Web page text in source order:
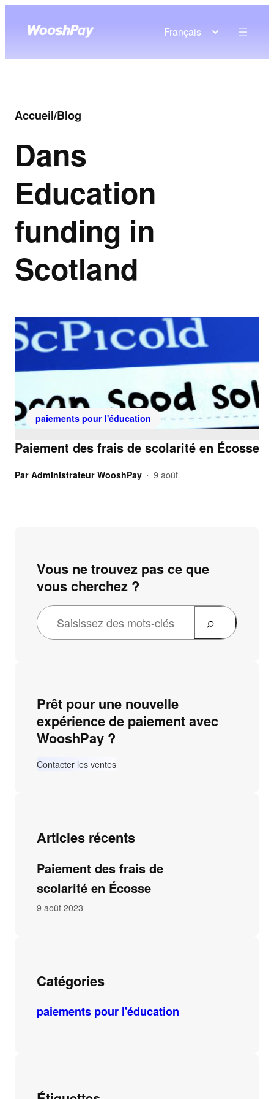
Français
Accueil/Blog
Dans
Education
funding in
Scotland
paiements pour l'éducation
Paiement des frais de scolarité en Écosse
Par Administrateur WooshPay • 9 août
Vous ne trouvez pas ce que
vous cherchez ?
Prêt pour une nouvelle
expérience de paiement avec
WooshPay ?
Contacter les ventes
Articles récents
Paiement des frais de
scolarité en Écosse
9 août 2023
Catégories
paiements pour l'éducation